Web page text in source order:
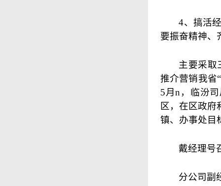
4、搞活
要振奋精神、
主要采取
推介营销我省
5月n，临汾
区，在区政府
镇、办事处目
戴经理号
分公司副